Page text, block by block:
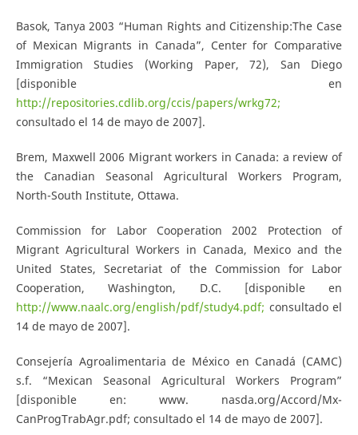
Basok, Tanya 2003 “Human Rights and Citizenship:The Case
of Mexican Migrants in Canada”, Center for Comparative
Immigration Studies (Working Paper, 72), San Diego
[disponible en
http://repositories.cdlib.org/ccis/papers/wrkg72;
consultado el 14 de mayo de 2007].
Brem, Maxwell 2006 Migrant workers in Canada: a review of
the Canadian Seasonal Agricultural Workers Program,
North-South Institute, Ottawa.
Commission for Labor Cooperation 2002 Protection of
Migrant Agricultural Workers in Canada, Mexico and the
United States, Secretariat of the Commission for Labor
Cooperation, Washington, D.C. [disponible en
http://www.naalc.org/english/pdf/study4.pdf; consultado el
14 de mayo de 2007].
Consejería Agroalimentaria de México en Canadá (CAMC)
s.f. “Mexican Seasonal Agricultural Workers Program”
[disponible en: www. nasda.org/Accord/Mx-
CanProgTrabAgr.pdf; consultado el 14 de mayo de 2007].